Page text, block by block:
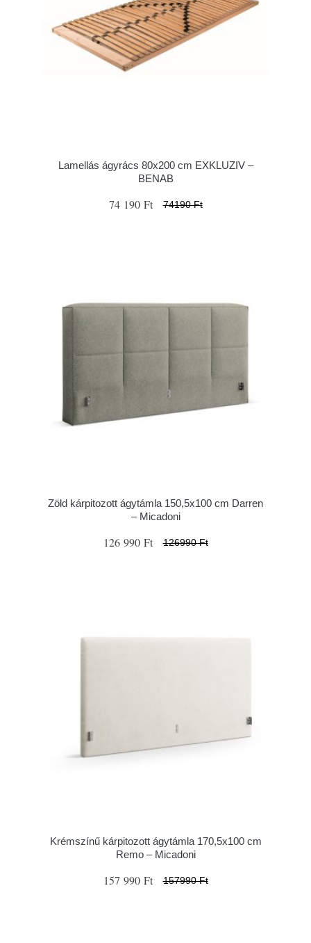
Lamellás ágyrács 80x200 cm EXKLUZIV –
BENAB
74 190 Ft 74190 Ft
Zöld kárpitozott ágytámla 150,5x100 cm Darren
– Micadoni
126 990 Ft 126990 Ft
Krémszínű kárpitozott ágytámla 170,5x100 cm
Remo – Micadoni
157 990 Ft 157990 Ft